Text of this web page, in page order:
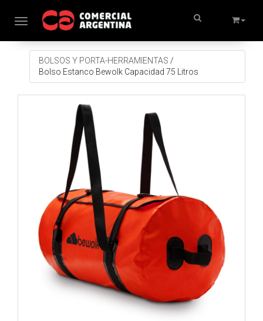
Toggle navigation
BOLSOS Y PORTA-HERRAMIENTAS /
Bolso Estanco Bewolk Capacidad 75 Litros